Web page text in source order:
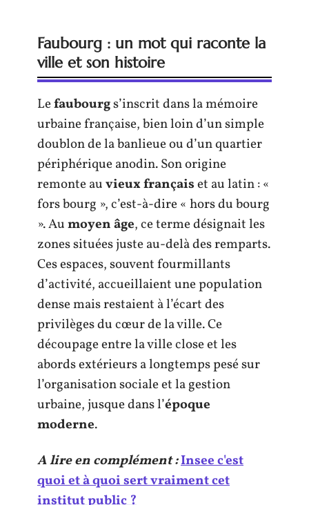
Faubourg : un mot qui raconte la
ville et son histoire
Lefaubourgs’inscrit dans la mémoire
urbaine française, bien loin d’un simple
doublon de la banlieue ou d’un quartier
périphérique anodin. Son origine
remonte auvieux françaiset au latin : «
fors bourg », c’est-à-dire « hors du bourg
». Aumoyen âge, ce terme désignait les
zones situées juste au-delà des remparts.
Ces espaces, souvent fourmillants
d’activité, accueillaient une population
dense mais restaient à l’écart des
privilèges du cœur de la ville. Ce
découpage entre la ville close et les
abords extérieurs a longtemps pesé sur
l’organisation sociale et la gestion
urbaine, jusque dans l’époque
moderne.
A lire en complément :Insee c'est
quoi et à quoi sert vraiment cet
institut public ?